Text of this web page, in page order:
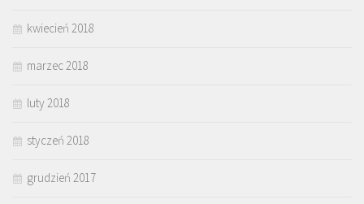
kwiecień 2018
marzec 2018
luty 2018
styczeń 2018
grudzień 2017